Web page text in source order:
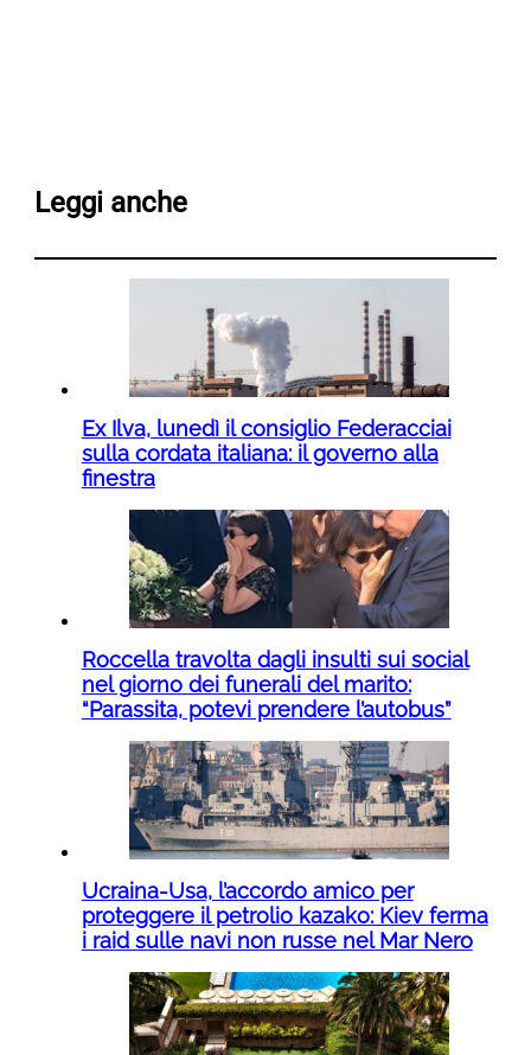
Leggi anche
Ex Ilva, lunedì il consiglio Federacciai
sulla cordata italiana: il governo alla
finestra
Roccella travolta dagli insulti sui social
nel giorno dei funerali del marito:
“Parassita, potevi prendere l’autobus”
Ucraina-Usa, l’accordo amico per
proteggere il petrolio kazako: Kiev ferma
i raid sulle navi non russe nel Mar Nero